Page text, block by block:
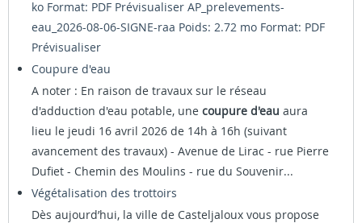
ko Format: PDF Prévisualiser AP_prelevements-
eau_2026-08-06-SIGNE-raa Poids: 2.72 mo Format: PDF
Prévisualiser
Coupure d'eau
A noter : En raison de travaux sur le réseau
d'adduction d'eau potable, une coupure d'eau aura
lieu le jeudi 16 avril 2026 de 14h à 16h (suivant
avancement des travaux) - Avenue de Lirac - rue Pierre
Dufiet - Chemin des Moulins - rue du Souvenir...
Végétalisation des trottoirs
Dès aujourd’hui, la ville de Casteljaloux vous propose